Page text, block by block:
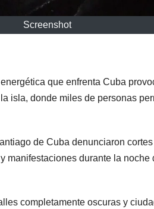
Screenshot
que enfrenta Cuba
isla, donde miles de personas
de Cuba denunciaron
manifestaciones durante la
completamente oscuras y